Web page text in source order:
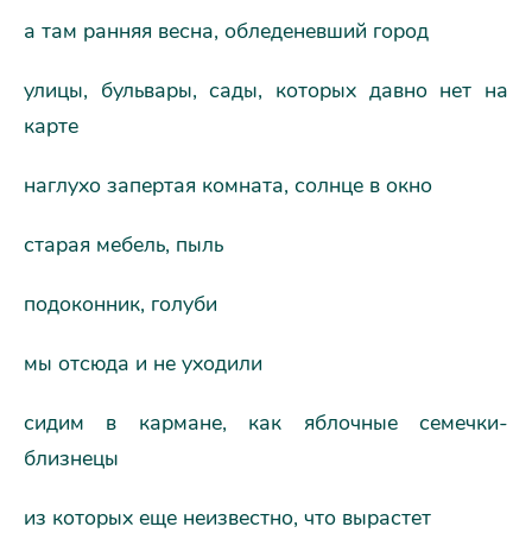
а там ранняя весна, обледеневший город
улицы, бульвары, сады, которых давно нет на
карте
наглухо запертая комната, солнце в окно
старая мебель, пыль
подоконник, голуби
мы отсюда и не уходили
сидим в кармане, как яблочные семечки-
близнецы
из которых еще неизвестно, что вырастет